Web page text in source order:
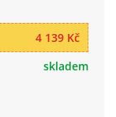
4 139 Kč
skladem